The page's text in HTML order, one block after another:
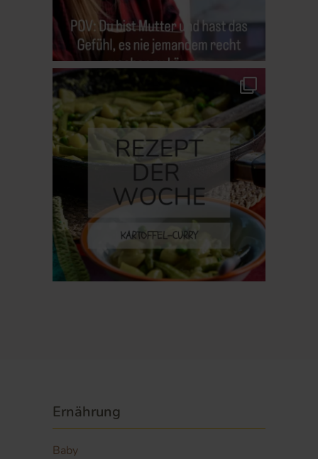
Ernährung
Baby